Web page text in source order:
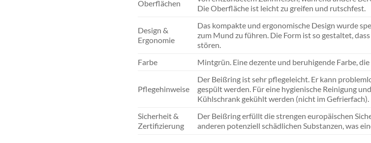
Oberflächen
Die Oberfläche ist leicht zu greifen und rutschfest.
Design &
Ergonomie
Das kompakte und ergonomische Design wurde
zum Mund zu führen. Die Form ist so gestaltet,
stören.
Farbe
Mintgrün. Eine dezente und beruhigende Farbe,
Pflegehinweise
Der Beißring ist sehr pflegeleicht. Er kann
gespült werden. Für eine hygienische Reinigung
Kühlschrank gekühlt werden (nicht im Gefrierfach).
Sicherheit &
Zertifizierung
Der Beißring erfüllt die strengen europäischen
anderen potenziell schädlichen Substanzen, was